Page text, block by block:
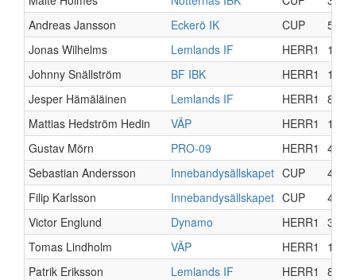
Andreas Jansson
Eckerö IK CUP 5
Jonas Wilhelms
Lemlands IF HERR1 13
Johnny Snällström
BF IBK HERR1 11
Jesper Hämäläinen
Lemlands IF HERR1 8
Mattias Hedström Hedin
VÄP HERR1 14
Gustav Mörn
PRO-09 HERR1 4
Sebastian Andersson
Innebandysällskapet CUP 4
Filip Karlsson
Innebandysällskapet CUP 4
Victor Englund
Dynamo HERR1 3
Tomas Lindholm
VÄP HERR1 14
Patrik Eriksson
Lemlands IF HERR1 8